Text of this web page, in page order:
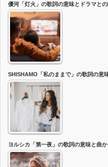
優河「灯火」の歌詞の意味とドラマと
SHISHAMO「私のままで」の歌詞の意
ヨルシカ「第一夜」の歌詞の意味と曲